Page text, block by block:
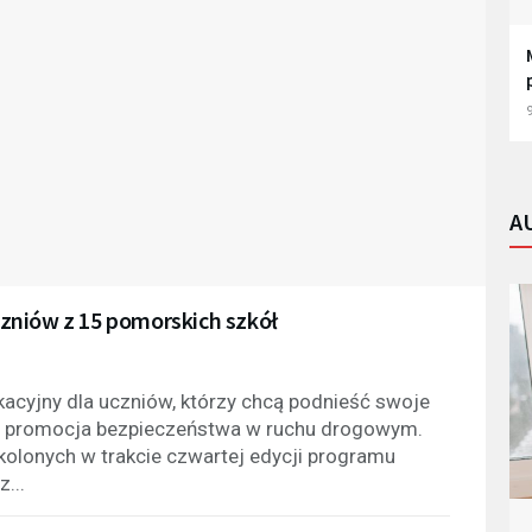
z 15 pomorskich szkół
dla uczniów, którzy chcą podnieść swoje
bezpieczeństwa w ruchu drogowym.
w trakcie czwartej edycji programu